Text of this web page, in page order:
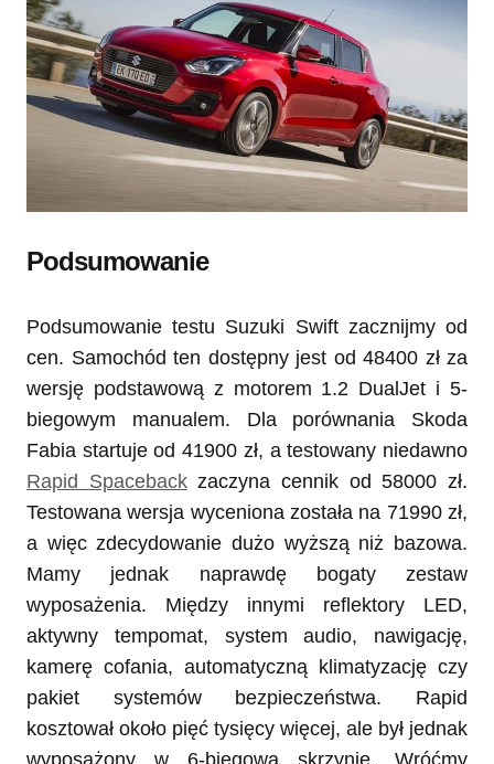
Podsumowanie
Podsumowanie testu Suzuki Swift zacznijmy od
cen. Samochód ten dostępny jest od 48400 zł za
wersję podstawową z motorem 1.2 DualJet i 5-
biegowym manualem. Dla porównania Skoda
Fabia startuje od 41900 zł, a testowany niedawno
Rapid Spacebackzaczyna cennik od 58000 zł.
Testowana wersja wyceniona została na 71990 zł,
a więc zdecydowanie dużo wyższą niż bazowa.
Mamy jednak naprawdę bogaty zestaw
wyposażenia. Między innymi reflektory LED,
aktywny tempomat, system audio, nawigację,
kamerę cofania, automatyczną klimatyzację czy
pakiet systemów bezpieczeństwa. Rapid
kosztował około pięć tysięcy więcej, ale był jednak
wyposażony w 6-biegową skrzynię. Wróćmy